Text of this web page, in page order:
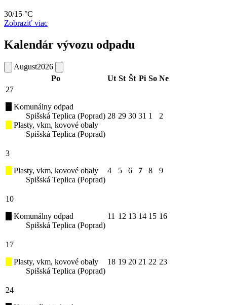
30/15 °C
Zobraziť viac
Kalendár vývozu odpadu
August2026
Po
Ut St Št Pi So Ne
27
Komunálny odpad
Spišská Teplica (Poprad)
Plasty, vkm, kovové obaly
Spišská Teplica (Poprad)
28 29 30 31 1 2
3
Plasty, vkm, kovové obaly
Spišská Teplica (Poprad)
4 5 6 7 8 9
10
Komunálny odpad
Spišská Teplica (Poprad)
11 12 13 14 15 16
17
Plasty, vkm, kovové obaly
Spišská Teplica (Poprad)
18 19 20 21 22 23
24